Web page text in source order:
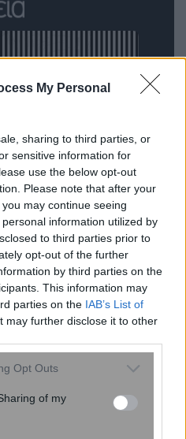
My Personal
sharing to third parties, or
sensitive information for
use the below opt-out
Please note that after your
may continue seeing
information utilized by
to third parties prior to
opt-out of the further
by third parties on the
This information may
parties on the IAB’s List of
may further disclose it to other
uses one or more Google
behaviour. You may click to
and its third-party tags to
Opt Outs
of my
από τις
γάτα σε 15
ότι έχετε